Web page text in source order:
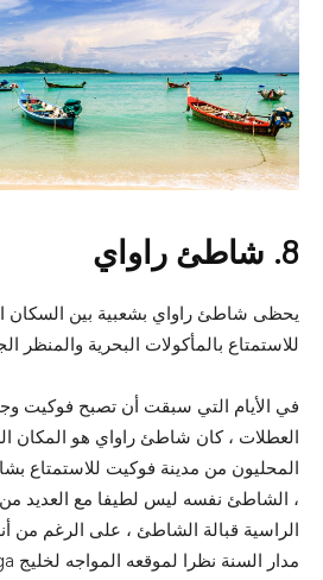
8. شاطئ راواي
يحظى شاطئ راواي بشعبية بين السكان
للاستمتاع بالمأكولات البحرية
في الأيام التي سبقت أن تصبح فوكيت
العطلات ، كان شاطئ راواي هو المكان
المحليون من مدينة فوكيت للاستمتاع
، الشاطئ نفسه ليس لطيفا مع العديد
الراسية قبالة الشاطئ ، على الرغم من
مدار السنة نظرا لموقعه المواجه لخليج Phang Nga.